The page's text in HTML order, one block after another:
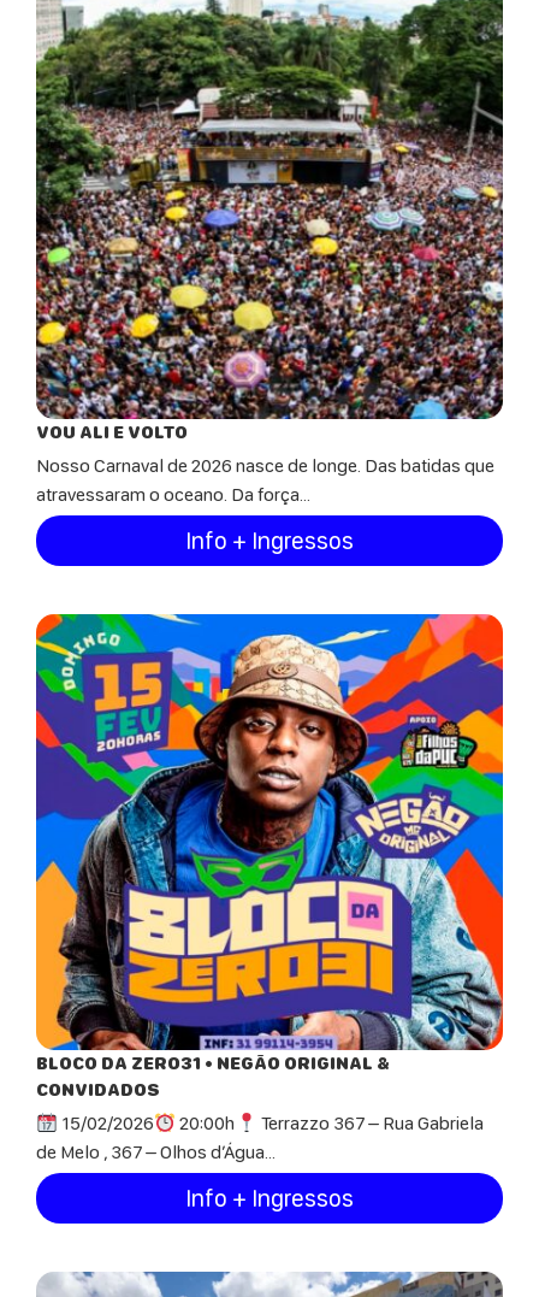
VOU ALI E VOLTO
Nosso Carnaval de 2026 nasce de longe. Das batidas que
atravessaram o oceano. Da força...
Info + Ingressos
BLOCO DA ZERO31 • NEGÃO ORIGINAL &
CONVIDADOS
15/02/2026 20:00h
Terrazzo 367 – Rua Gabriela
de Melo , 367 – Olhos d’Água...
Info + Ingressos